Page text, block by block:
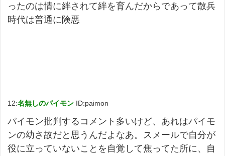
ったのは情に絆されて絆を育んだからであって散兵
時代は普通に険悪
12:名無しのパイモン ID:paimon
パイ モン批判するコメント多いけど、あれはパイ モ
ンの幼さ故だと思うんだよなあ。スメールで自分が
役に立っていないことを自覚して焦ってた所に、自